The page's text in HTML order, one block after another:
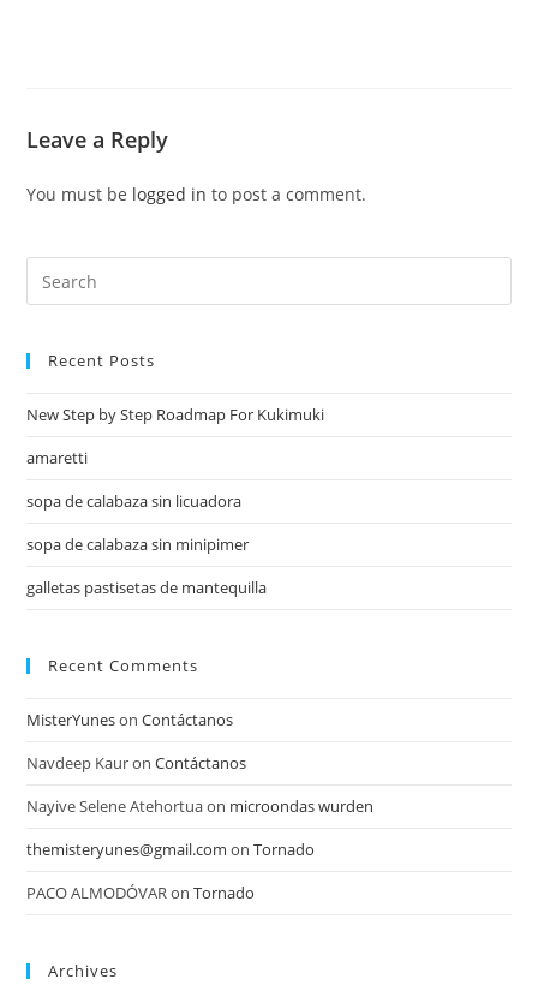
Leave a Reply
You must be logged in to post a comment.
Recent Posts
New Step by Step Roadmap For Kukimuki
amaretti
sopa de calabaza sin licuadora
sopa de calabaza sin minipimer
galletas pastisetas de mantequilla
Recent Comments
MisterYunesonContáctanos
Navdeep KauronContáctanos
Nayive Selene Atehortuaon microondas wurden
themisteryunes@gmail.com onTornado
PACO ALMODÓVARonTornado
Archives